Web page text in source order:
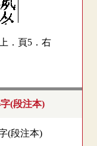
．頁5．右
(段注本)